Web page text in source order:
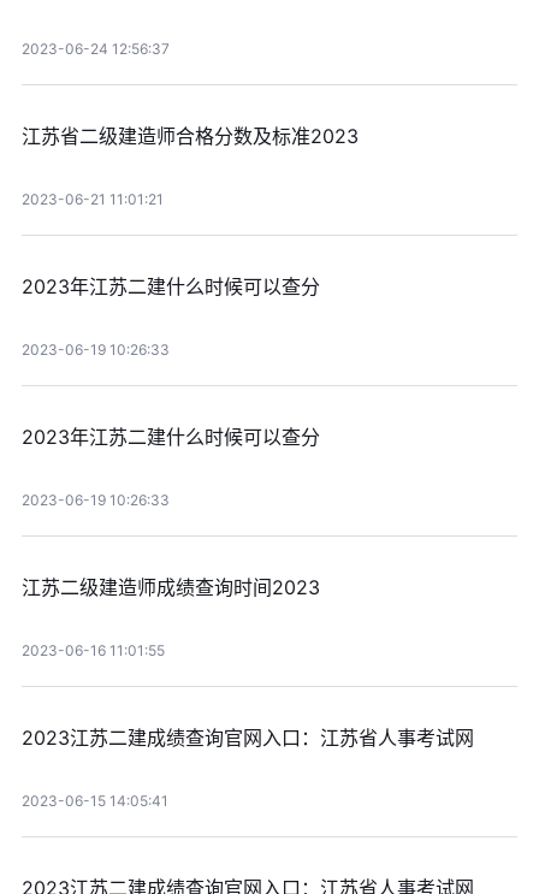
2023-06-24 12:56:37
江苏省二级建造师合格分数及标准2023
2023-06-21 11:01:21
2023年江苏二建什么时候可以查分
2023-06-19 10:26:33
2023年江苏二建什么时候可以查分
2023-06-19 10:26:33
江苏二级建造师成绩查询时间2023
2023-06-16 11:01:55
2023江苏二建成绩查询官网入口：江苏省人事考试网
2023-06-15 14:05:41
2023江苏二建成绩查询官网入口：江苏省人事考试网